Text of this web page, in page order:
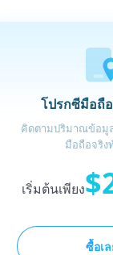
โปรกซีมือถื
คิดตามปริมาณข้อมู
มือถือจริง
เริ่มต้นเพียง
ซื้อเ